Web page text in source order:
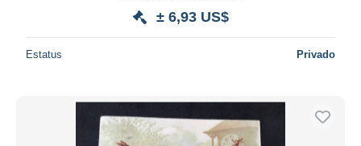
± 6,93 US$
Estatus Privado